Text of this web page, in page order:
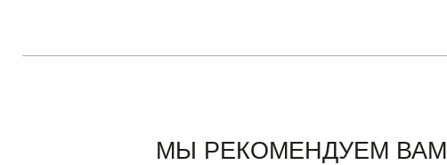
МЫ РЕКОМЕНДУЕМ ВАМ